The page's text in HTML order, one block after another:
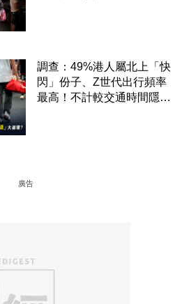
調查：49%港人屬北上「快
閃」份子、Z世代出行頻率
最高！不計較交通時間隱形
廣告